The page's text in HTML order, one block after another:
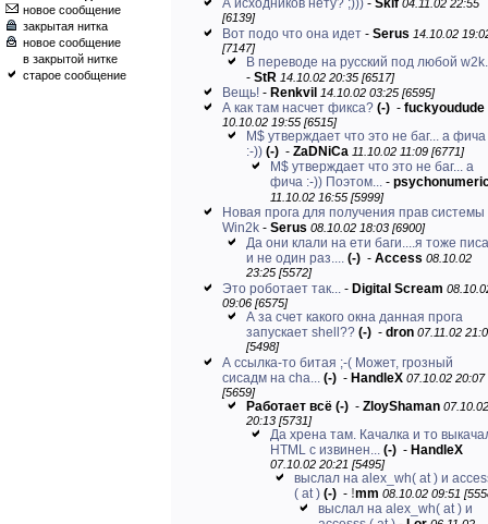
новое сообщение
закрытая нитка
новое сообщение
в закрытой нитке
старое сообщение
А исходников нету? ;))) - Skif 04.11.02 22:55
[6139]
Вот подо что она идет - Serus 14.10.02
[7147]
В переводе на русский под любой
- StR 14.10.02 20:35 [6517]
Вещь! - Renkvil 14.10.02 03:25 [6595]
А как там насчет фикса? (-) - fuckyoudude
10.10.02 19:55 [6515]
M$ утверждает что это не баг... а фича
:-)) (-) - ZaDNiCa 11.10.02 11:09 [6771]
M$ утверждает что это не баг... а
фича :-)) Поэтом... -
11.10.02 16:55 [5999]
Новая прога для получения прав системы
Win2k - Serus 08.10.02 18:03 [6900]
Да они клали на ети баги....я тоже
и не один раз.... (-) - Access 08.10.02
23:25 [5572]
Это роботает так... - Digital Scream
09:06 [6575]
А за счет какого окна данная прога
запускает shell?? (-) - dron 07.11.02
[5498]
А ссылка-то битая ;-( Может, грозный
сисадм на cha... (-) - HandleX 07.10.02 20:07
[5659]
Работает всё (-) - ZloyShaman 07.10.02
20:13 [5731]
Да хрена там. Качалка и то
HTML с извинен... (-) - HandleX
07.10.02 20:21 [5495]
выслал на alex_wh( at ) и
( at ) (-) - !mm 08.10.02 09:51
выслал на alex_wh( at ) и